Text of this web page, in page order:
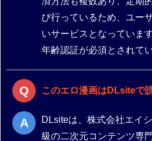
び行っているため、ユー
いサービスとなっていま
年齢認証が必須とされてい
このエロ漫画はDLsiteで
DLsiteは、株式会社エイ
級の二次元コンテンツ専